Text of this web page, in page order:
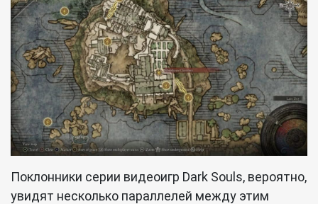
Поклонники серии видеоигр Dark Souls, вероятно,
увидят несколько параллелей между этим